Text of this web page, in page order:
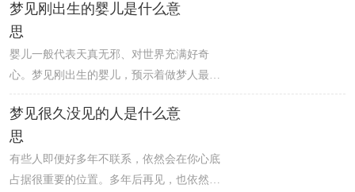
面，做梦人的艳遇指数上升，较有可能被陌
生的异性吸引，或者遭遇异国情缘。
如果做梦人是单身，则桃花运非常好，参加
聚会可得到更多机会；如果做梦人有对象，
则两人之间相处愉快，而且会有一些小惊喜
让彼此的感情更加亲密。准备考试的人梦见
自己当官，意味着做梦人不能顺利如愿，不
被录取。
梦见刚出生的婴儿是什么意
思
婴儿一般代表天真无邪、对世界充满好奇
心。梦见刚出生的婴儿，预示着做梦人最近
将获取一时的成功，如果想获得长久的成
功，还需要坚强持久的毅力，好好把握机
会。男人梦见刚出生的婴儿，意味着做梦人
近期终于摆脱烦心的工作，想与朋友聚聚，
容易犹豫不决，可能会错过好时机。
梦见很久没见的人是什么意
思
有些人即便好多年不联系，依然会在你心底
占据很重要的位置。多年后再见，也依然是